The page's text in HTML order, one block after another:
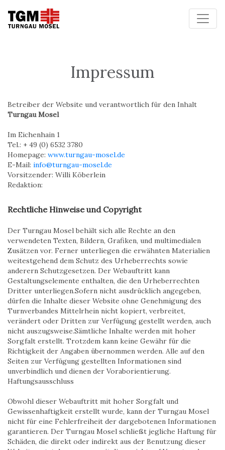
Impressum
Betreiber der Website und verantwortlich für den Inhalt
Turngau Mosel
Im Eichenhain 1
Tel.: + 49 (0) 6532 3780
Homepage: www.turngau-mosel.de
E-Mail: info@turngau-mosel.de
Vorsitzender: Willi Köberlein
Redaktion:
Rechtliche Hinweise und Copyright
Der Turngau Mosel behält sich alle Rechte an den
verwendeten Texten, Bildern, Grafiken, und multimedialen
Zusätzen vor. Ferner unterliegen die erwähnten Materialien
weitestgehend dem Schutz des Urheberrechts sowie
anderern Schutzgesetzen. Der Webauftritt kann
Gestaltungselemente enthalten, die den Urheberrechten
Dritter unterliegen.Sofern nicht ausdrücklich angegeben,
dürfen die Inhalte dieser Website ohne Genehmigung des
Turnverbandes Mittelrhein nicht kopiert, verbreitet,
verändert oder Dritten zur Verfügung gestellt werden, auch
nicht auszugsweise.Sämtliche Inhalte werden mit hoher
Sorgfalt erstellt. Trotzdem kann keine Gewähr für die
Richtigkeit der Angaben übernommen werden. Alle auf den
Seiten zur Verfügung gestellten Informationen sind
unverbindlich und dienen der Voraborientierung.
Haftungsausschluss
Obwohl dieser Webauftritt mit hoher Sorgfalt und
Gewissenhaftigkeit erstellt wurde, kann der Turngau Mosel
nicht für eine Fehlerfreiheit der dargebotenen Informationen
garantieren. Der Turngau Mosel schließt jegliche Haftung für
Schäden, die direkt oder indirekt aus der Benutzung dieser